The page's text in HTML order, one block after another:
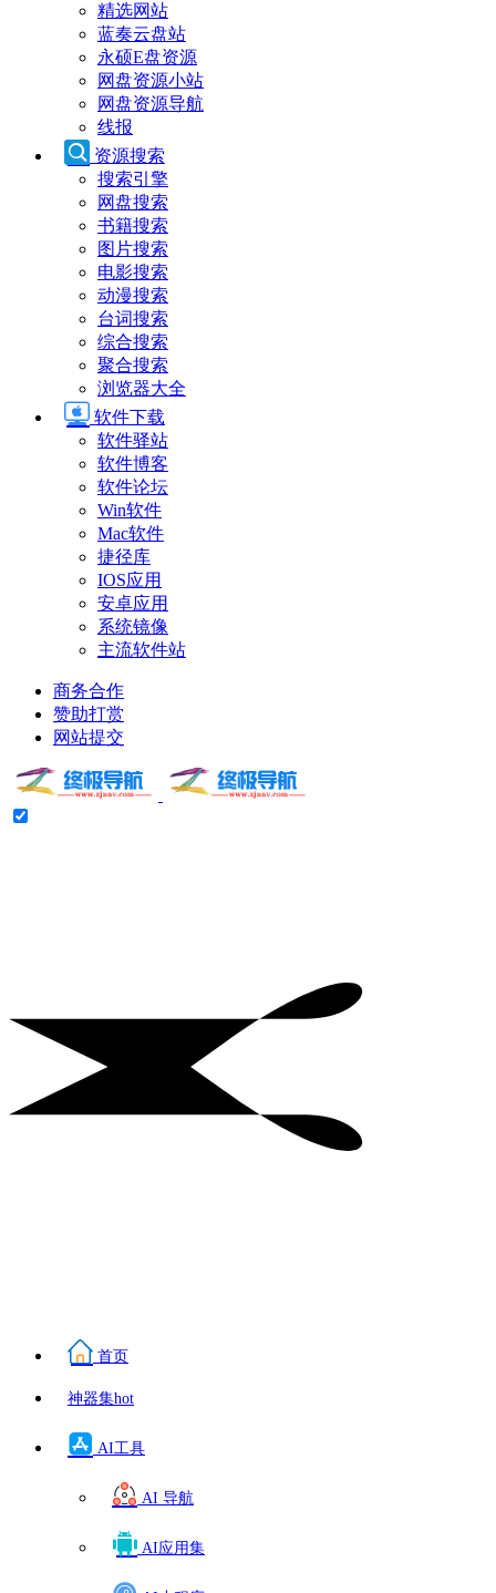
精选网站
蓝奏云盘站
永硕E盘资源
网盘资源小站
网盘资源导航
线报
资源搜索
搜索引擎
网盘搜索
书籍搜索
图片搜索
电影搜索
动漫搜索
台词搜索
综合搜索
聚合搜索
浏览器大全
软件下载
软件驿站
软件博客
软件论坛
Win软件
Mac软件
捷径库
IOS应用
安卓应用
系统镜像
主流软件站
商务合作
赞助打赏
网站提交
首页
神器集hot
AI工具
AI 导航
AI应用集